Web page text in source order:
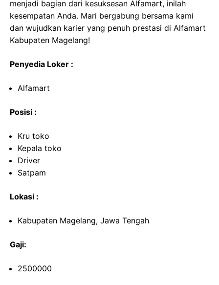
menjadi bagian dari kesuksesan Alfamart, inilah
kesempatan Anda. Mari bergabung bersama kami
dan wujudkan karier yang penuh prestasi di Alfamart
Kabupaten Magelang!
Penyedia Loker :
Alfamart
Posisi :
Kru toko
Kepala toko
Driver
Satpam
Lokasi :
Kabupaten Magelang, Jawa Tengah
Gaji:
2500000